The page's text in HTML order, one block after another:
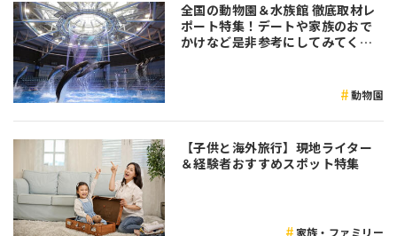
全国の動物園＆水族館 徹底取材レ
ポート特集！デートや家族のおで
かけなど是非参考にしてみてくだ
動物園
【子供と海外旅行】現地ライター
＆経験者おすすめスポット特集
家族・ファミリー